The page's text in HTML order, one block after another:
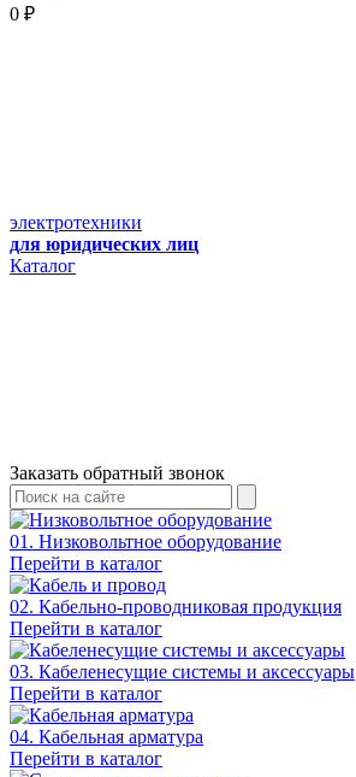
0 ₽
электротехники
для юридических лиц
Каталог
Заказать обратный звонок
01. Низковольтное оборудование
Перейти в каталог
02. Кабельно-проводниковая продукция
Перейти в каталог
03. Кабеленесущие системы и аксессуары
Перейти в каталог
04. Кабельная арматура
Перейти в каталог